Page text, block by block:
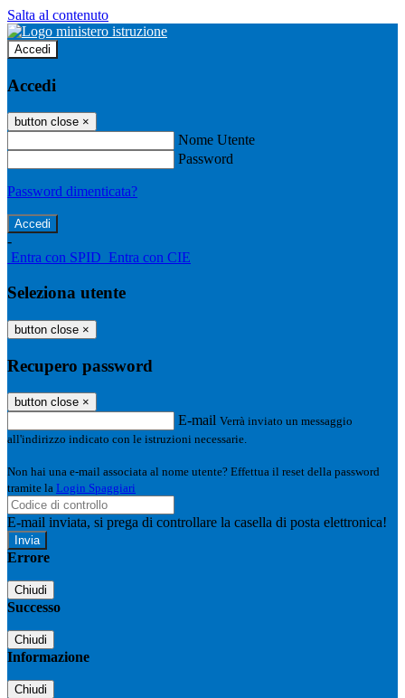
Salta al contenuto
Accedi
Accedi
button close ×
Nome Utente
Password
Password dimenticata?
-
Entra con SPID Entra con CIE
Seleziona utente
button close ×
Recupero password
button close ×
E-mail Verrà inviato un messaggio
all'indirizzo indicato con le istruzioni necessarie.
Non hai una e-mail associata al nome utente? Effettua il reset della password
tramite la Login Spaggiari
E-mail inviata, si prega di controllare la casella di posta elettronica!
Errore
Chiudi
Successo
Chiudi
Informazione
Chiudi